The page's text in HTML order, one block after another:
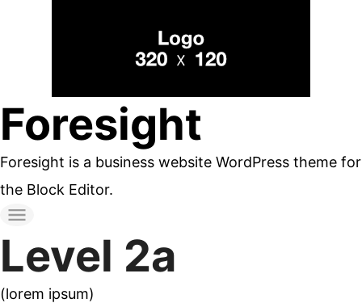
ツ
す
Foresight
Foresight is a business website WordPress theme for
the Block Editor.
Level 2a
(lorem ipsum)